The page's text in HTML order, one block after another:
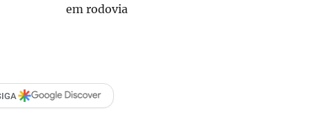
em rodovia